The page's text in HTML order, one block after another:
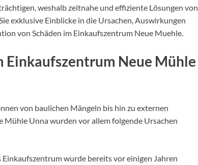
weshalb zeitnahe und effiziente Lösungen von
exklusive Einblicke in die Ursachen, Auswirkungen
von Schäden im Einkaufszentrum Neue Muehle.
Einkaufszentrum Neue Mühle
von baulichen Mängeln bis hin zu externen
Unna wurden vor allem folgende Ursachen
Einkaufszentrum wurde bereits vor einigen Jahren